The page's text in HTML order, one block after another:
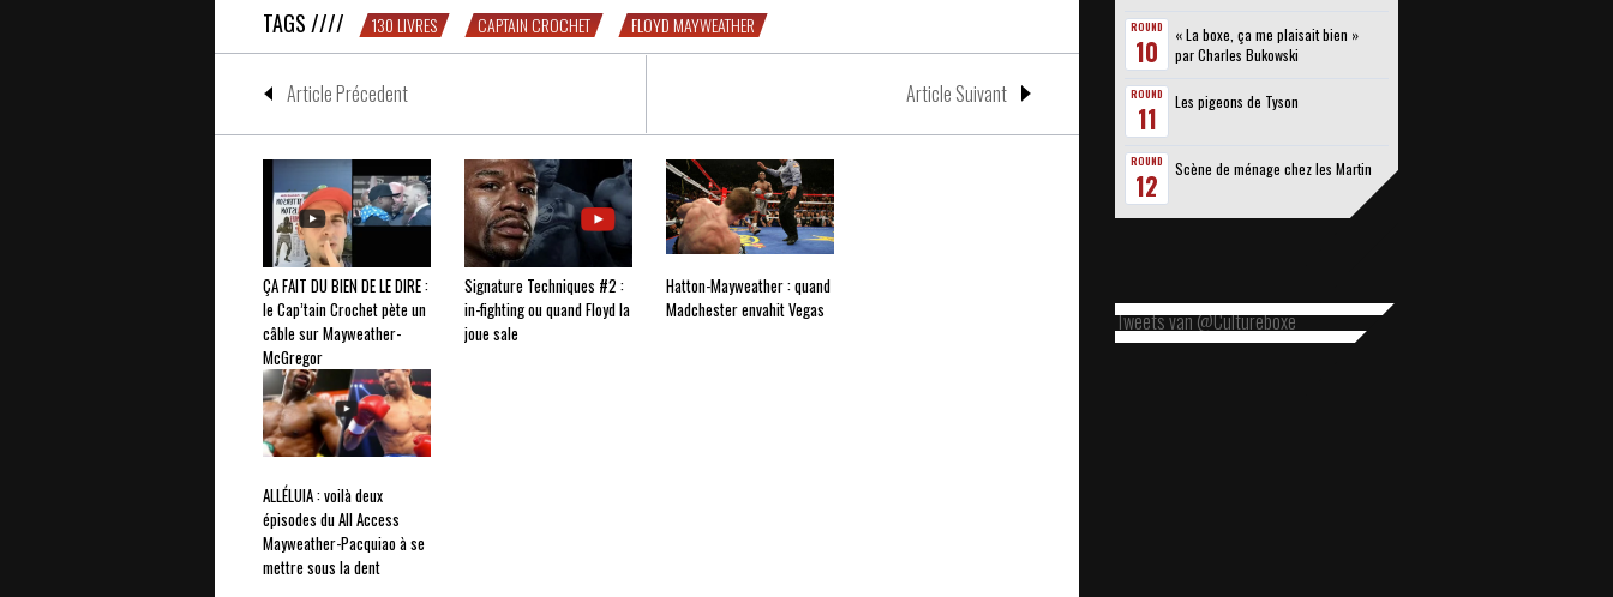
ROUND
10
« La boxe, ça me plaisait bien »
par Charles Bukowski
ROUND
11 Les pigeons de Tyson
ROUND
12 Scène de ménage chez les Martin
Tweets van @Cultureboxe
TAGS //// 130 LIVRES CAPTAIN CROCHET FLOYD MAYWEATHER
Article Précedent Article Suivant
ÇA FAIT DU BIEN DE LE DIRE :
le Cap’tain Crochet pète un
câble sur Mayweather-
McGregor
Signature Techniques #2 :
in-fighting ou quand Floyd la
joue sale
Hatton-Mayweather : quand
Madchester envahit Vegas
ALLÉLUIA : voilà deux
épisodes du All Access
Mayweather-Pacquiao à se
mettre sous la dent